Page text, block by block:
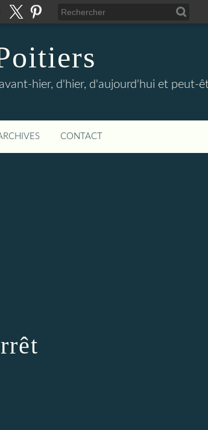
hier, d'hier, d'aujourd'hui et peut-
CONTACT